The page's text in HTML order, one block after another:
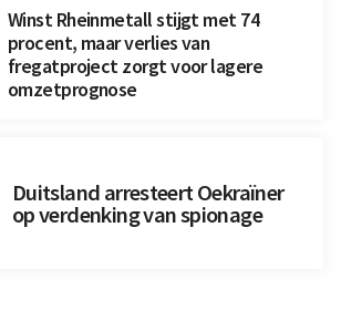
Winst Rheinmetall stijgt met 74
procent, maar verlies van
fregatproject zorgt voor lagere
omzetprognose
Duitsland arresteert Oekraïner
op verdenking van spionage